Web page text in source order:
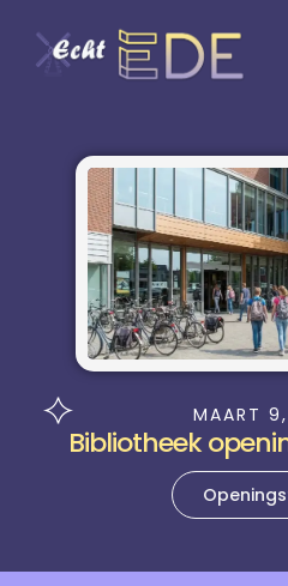
MAART
Bibliotheek